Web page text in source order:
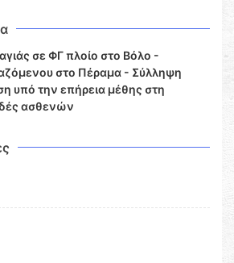
σε ΦΓ πλοίο στο Βόλο -
στο Πέραμα - Σύλληψη
υπό την επήρεια μέθης στη
ασθενών